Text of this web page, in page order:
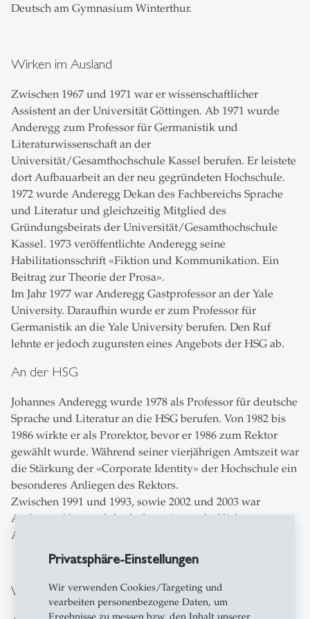
Privatsphäre-Einstellungen
Wir verwenden Cookies/Targeting und
vearbeiten personenbezogene Daten, um
Ergebnisse zu messen bzw. den Inhalt unserer
Deutsch am Gymnasium Winterthur.
Wirken im Ausland
Zwischen 1967 und 1971 war er wissenschaftlicher
Assistent an der Universität Göttingen. Ab 1971 wurde
Anderegg zum Professor für Germanistik und
Literaturwissenschaft an der
Universität/Gesamthochschule Kassel berufen. Er leistete
dort Aufbauarbeit an der neu gegründeten Hochschule.
1972 wurde Anderegg Dekan des Fachbereichs Sprache
und Literatur und gleichzeitig Mitglied des
Gründungsbeirats der Universität/Gesamthochschule
Kassel. 1973 veröffentlichte Anderegg seine
Habilitationsschrift «Fiktion und Kommunikation. Ein
Beitrag zur Theorie der Prosa».
Im Jahr 1977 war Anderegg Gastprofessor an der Yale
University. Daraufhin wurde er zum Professor für
Germanistik an die Yale University berufen. Den Ruf
lehnte er jedoch zugunsten eines Angebots der HSG ab.
An der HSG
Johannes Anderegg wurde 1978 als Professor für deutsche
Sprache und Literatur an die HSG berufen. Von 1982 bis
1986 wirkte er als Prorektor, bevor er 1986 zum Rektor
gewählt wurde. Während seiner vierjährigen Amtszeit war
die Stärkung der «Corporate Identity» der Hochschule ein
besonderes Anliegen des Rektors.
Zwischen 1991 und 1993, sowie 2002 und 2003 war
Anderegg Vorstand der kulturwissenschaftlichen
Abteilung der HSG.
Weitere Tätigkeiten